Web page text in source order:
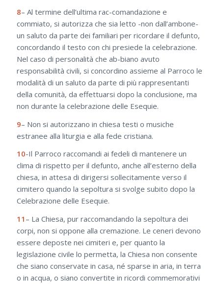
8– Al termine dell’ultima rac-comandazione e
commiato, si autorizza che sia letto -non dall’ambone-
un saluto da parte dei familiari per ricordare il defunto,
concordando il testo con chi presiede la celebrazione.
Nel caso di personalità che ab-biano avuto
responsabilità civili, si concordino assieme al Parroco le
modalità di un saluto da parte di più rappresentanti
della comunità, da effettuarsi dopo la conclusione, ma
non durante la celebrazione delle Esequie.
9– Non si autorizzano in chiesa testi o musiche
estranee alla liturgia e alla fede cristiana.
10-Il Parroco raccomandi ai fedeli di mantenere un
clima di rispetto per il defunto, anche all’esterno della
chiesa, in attesa di dirigersi sollecitamente verso il
cimitero quando la sepoltura si svolge subito dopo la
Celebrazione delle Esequie.
11 – La Chiesa, pur raccomandando la sepoltura dei
corpi, non si oppone alla cremazione. Le ceneri devono
essere deposte nei cimiteri e, per quanto la
legislazione civile lo permetta, la Chiesa non consente
che siano conservate in casa, né sparse in aria, in terra
o in acqua, o siano convertite in ricordi commemorativi